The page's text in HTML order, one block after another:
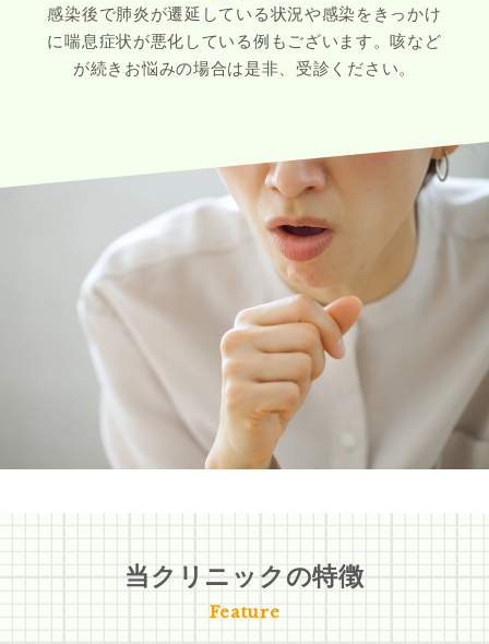
感染後で肺炎が遷延している状況や感染をきっかけ
に喘息症状が悪化している例もございます。咳など
が続きお悩みの場合は是非、受診ください。
当クリニックの特徴
Feature